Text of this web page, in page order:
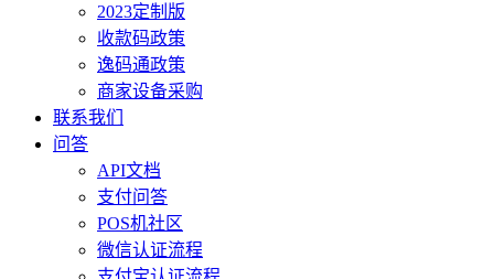
2023定制版
收款码政策
逸码通政策
商家设备采购
联系我们
问答
API文档
支付问答
POS机社区
微信认证流程